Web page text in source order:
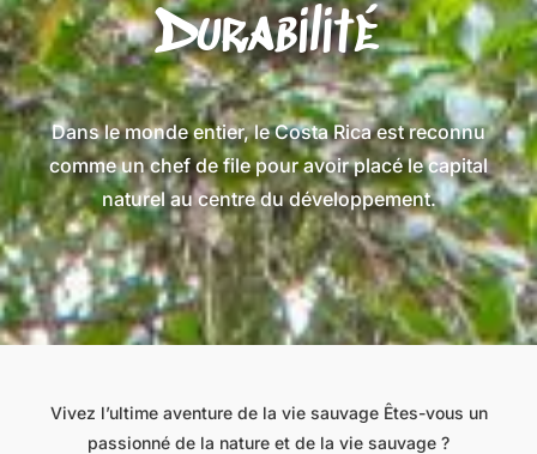
Durabilité
Dans le monde entier, le Costa Rica est reconnu
comme un chef de file pour avoir placé le capital
naturel au centre du développement.
Vivez l’ultime aventure de la vie sauvage Êtes-vous un
passionné de la nature et de la vie sauvage ?